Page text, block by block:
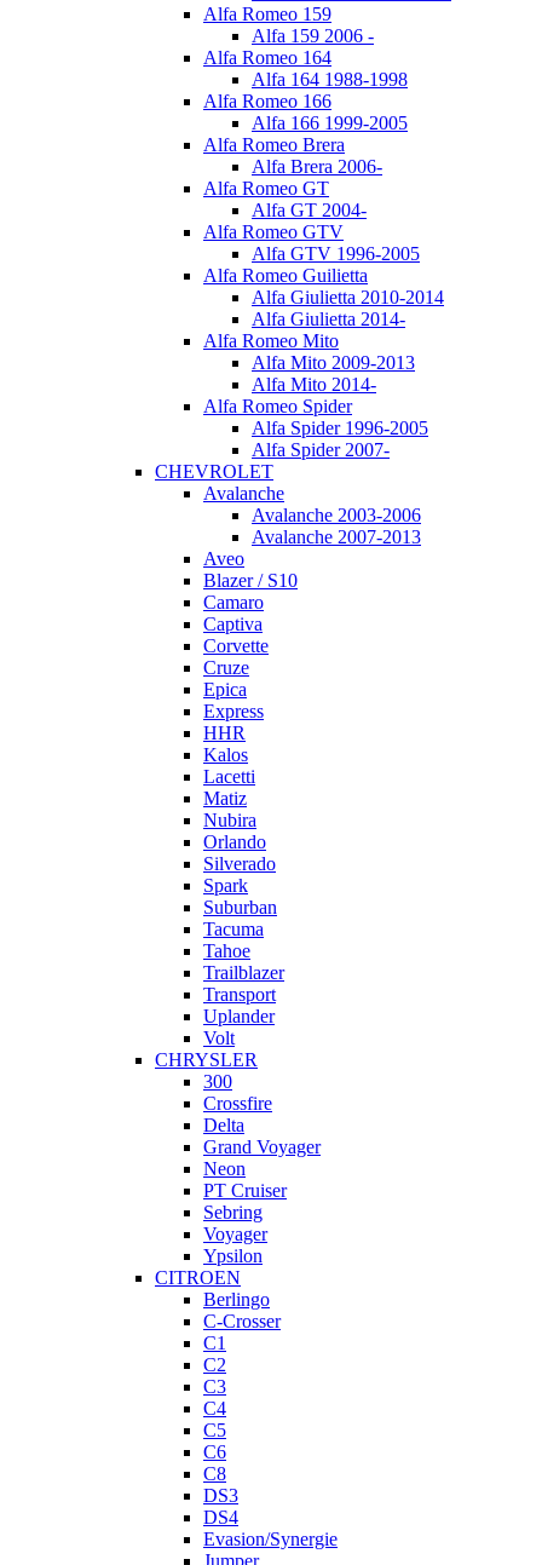
Alfa Romeo 159
Alfa 159 2006 -
Alfa Romeo 164
Alfa 164 1988-1998
Alfa Romeo 166
Alfa 166 1999-2005
Alfa Romeo Brera
Alfa Brera 2006-
Alfa Romeo GT
Alfa GT 2004-
Alfa Romeo GTV
Alfa GTV 1996-2005
Alfa Romeo Guilietta
Alfa Giulietta 2010-2014
Alfa Giulietta 2014-
Alfa Romeo Mito
Alfa Mito 2009-2013
Alfa Mito 2014-
Alfa Romeo Spider
Alfa Spider 1996-2005
Alfa Spider 2007-
CHEVROLET
Avalanche
Avalanche 2003-2006
Avalanche 2007-2013
Aveo
Blazer / S10
Camaro
Captiva
Corvette
Cruze
Epica
Express
HHR
Kalos
Lacetti
Matiz
Nubira
Orlando
Silverado
Spark
Suburban
Tacuma
Tahoe
Trailblazer
Transport
Uplander
Volt
CHRYSLER
300
Crossfire
Delta
Grand Voyager
Neon
PT Cruiser
Sebring
Voyager
Ypsilon
CITROEN
Berlingo
C-Crosser
C1
C2
C3
C4
C5
C6
C8
DS3
DS4
Evasion/Synergie
Jumper